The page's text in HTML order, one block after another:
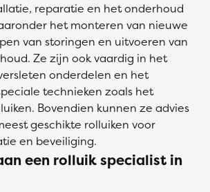
reparatie en het onderhoud
het monteren van nieuwe
van storingen en uitvoeren van
Ze zijn ook vaardig in het
onderdelen en het
technieken zoals het
Bovendien kunnen ze advies
geschikte rolluiken voor
en beveiliging.
een rolluik specialist in